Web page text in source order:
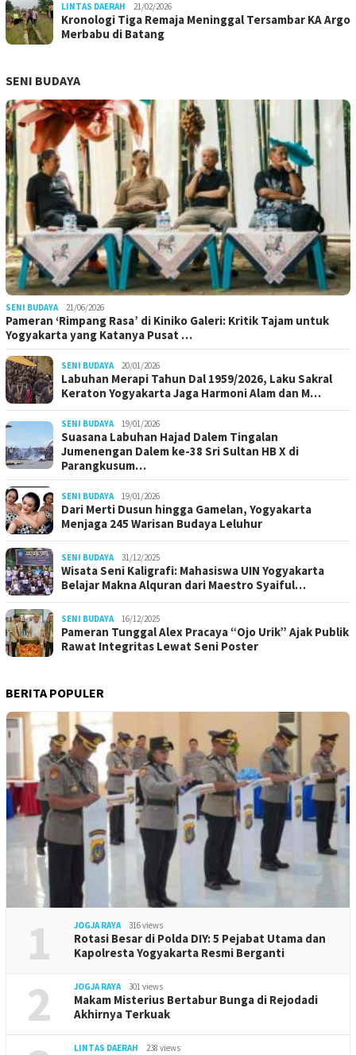
LINTAS DAERAH 21/02/2026
Kronologi Tiga Remaja Meninggal Tersambar KA Argo
Merbabu di Batang
SENI BUDAYA
SENI BUDAYA 21/06/2026
Pameran ‘Rimpang Rasa’ di Kiniko Galeri: Kritik Tajam untuk
Yogyakarta yang Katanya Pusat …
SENI BUDAYA 20/01/2026
Labuhan Merapi Tahun Dal 1959/2026, Laku Sakral
Keraton Yogyakarta Jaga Harmoni Alam dan M…
SENI BUDAYA 19/01/2026
Suasana Labuhan Hajad Dalem Tingalan
Jumenengan Dalem ke-38 Sri Sultan HB X di
Parangkusum…
SENI BUDAYA 19/01/2026
Dari Merti Dusun hingga Gamelan, Yogyakarta
Menjaga 245 Warisan Budaya Leluhur
SENI BUDAYA 31/12/2025
Wisata Seni Kaligrafi: Mahasiswa UIN Yogyakarta
Belajar Makna Alquran dari Maestro Syaiful…
SENI BUDAYA 16/12/2025
Pameran Tunggal Alex Pracaya “Ojo Urik” Ajak Publik
Rawat Integritas Lewat Seni Poster
BERITA POPULER
1 JOGJA RAYA 316 views
Rotasi Besar di Polda DIY: 5 Pejabat Utama dan
Kapolresta Yogyakarta Resmi Berganti
2 JOGJA RAYA 301 views
Makam Misterius Bertabur Bunga di Rejodadi
Akhirnya Terkuak
LINTAS DAERAH 238 views